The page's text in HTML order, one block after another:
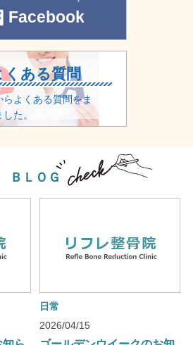
Facebook
くある質問
らよくある質問をま
た。
ＢＬＯＧ
日常
2026/04/15